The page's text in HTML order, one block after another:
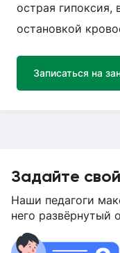
острая гипоксия,
остановкой
Записаться на
Задайте
Наши педагоги
него развёрнутый